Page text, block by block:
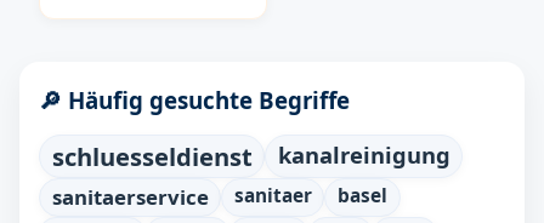
🔎 Häufig gesuchte Begriffe
schluesseldienst kanalreinigung
sanitaerservice sanitaer basel